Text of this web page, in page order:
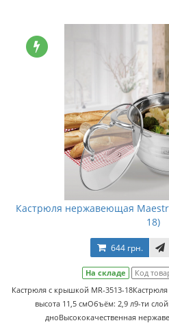
Кастрюля нержавеющая
18)
644 грн.
На складе Код
Кастрюля с крышкой MR-3513-
высота 11,5 смОбъём: 2,9 л9-ти
дноВысококачественная